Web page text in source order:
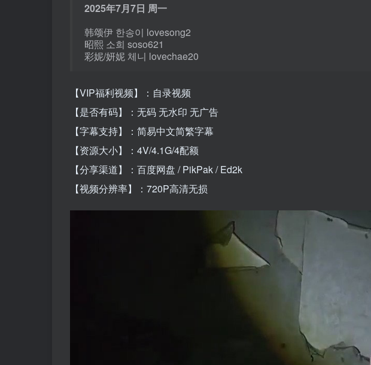
2025年7月7日 周一
韩颂伊 한송이 lovesong2
昭熙 소희 soso621
彩妮/妍妮 체니 lovechae20
【VIP福利视频】：自录视频
【是否有码】：无码 无水印 无广告
【字幕支持】：简易中文简繁字幕
【资源大小】：4V/4.1G/4配额
【分享渠道】：百度网盘 / PikPak / Ed2k
【视频分辨率】：720P高清无损